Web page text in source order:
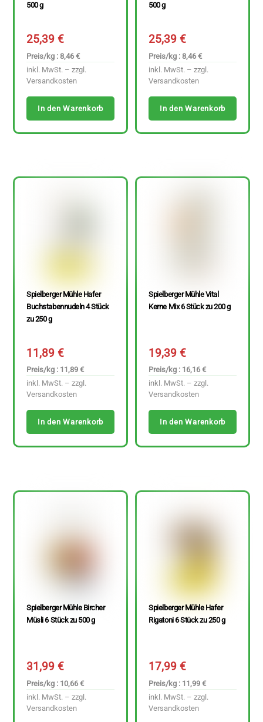
500 g
25,39€
Preis/kg : 8,46 €
inkl. MwSt. – zzgl.
Versandkosten
In den Warenkorb
500 g
25,39€
Preis/kg : 8,46 €
inkl. MwSt. – zzgl.
Versandkosten
In den Warenkorb
Spielberger Mühle Hafer
Buchstabennudeln 4 Stück
zu 250 g
11,89€
Preis/kg : 11,89 €
inkl. MwSt. – zzgl.
Versandkosten
In den Warenkorb
Spielberger Mühle Vital
Kerne Mix 6 Stück zu 200 g
19,39€
Preis/kg : 16,16 €
inkl. MwSt. – zzgl.
Versandkosten
In den Warenkorb
Spielberger Mühle Bircher
Müsli 6 Stück zu 500 g
31,99€
Preis/kg : 10,66 €
inkl. MwSt. – zzgl.
Versandkosten
Spielberger Mühle Hafer
Rigatoni 6 Stück zu 250 g
17,99€
Preis/kg : 11,99 €
inkl. MwSt. – zzgl.
Versandkosten